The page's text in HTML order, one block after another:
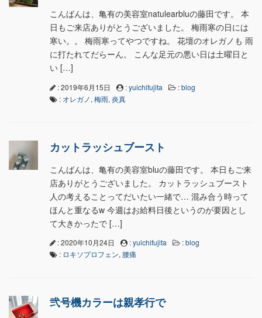
こんばんは、亀有の美容室natulearbluの藤田です。 本
日もご来店ありがとうございました。 梅雨寒の日には
寒い。。 梅雨寒ってやつですね。 花壇のオレガノも 雨
に打たれてだらーん。 こんな足元の悪い日は土曜日と
い […]
: 2019年6月15日 :yuichifujita :blog
: オレガノ, 梅雨, 炎真
カットラッシュブースト
こんばんは、亀有の美容室bluの藤田です。 本日もご来
店ありがとうございました。 カットラッシュブースト
人の考えることってだいたい一緒で… 混み合う時って
ほんと重なるw 今週はお給料日後というのが要因とし
て大きかったで […]
: 2020年10月24日 :yuichifujita :blog
: ロキソプロフェン, 腰痛
弐号機カラーは親孝行で